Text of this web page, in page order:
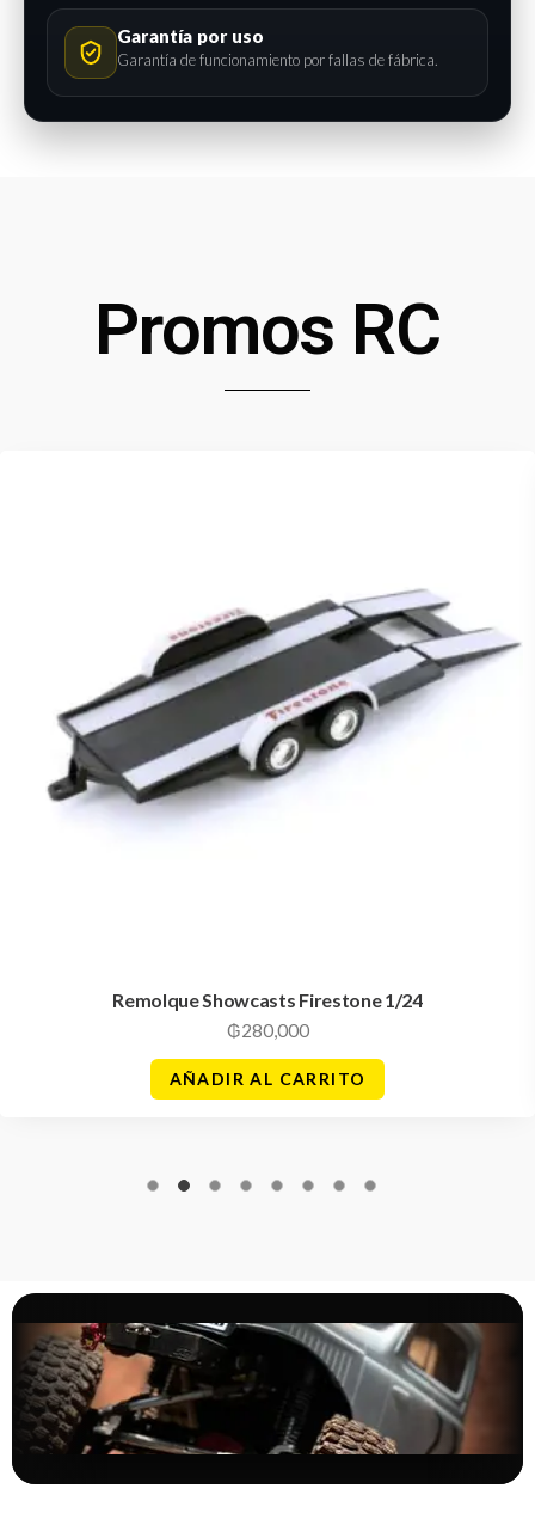
Garantía por uso
Garantía de funcionamiento por fallas de fábrica.
Promos RC
Remolque Showcasts Firestone 1/24
₲280,000
AÑADIR AL CARRITO